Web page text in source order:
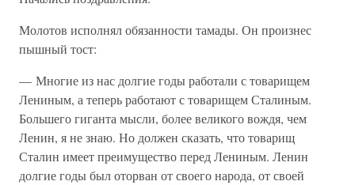
Молотов исполнял обязанности тамады. Он произнес
пышный тост:
— Многие из нас долгие годы работали с товарищем
Лениным, а теперь работают с товарищем Сталиным.
Большего гиганта мысли, более великого вождя, чем
Ленин, я не знаю. Но должен сказать, что товарищ
Сталин имеет преимущество перед Лениным. Ленин
долгие годы был оторван от своего народа, от своей